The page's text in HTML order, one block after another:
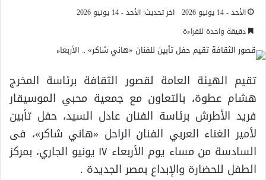
الأحد - 14 يونيو 2026
اخر تحديث: الأحد - 14 يونيو 2026
دقيقة واحدة للقراءة
تقيم الهيئة العامة لقصور الثقافة برئاسة المخرج
هشام عطوة، بالتعاون مع جمعية محبي الموسيقار
فريد الأطرش برئاسة الفنان عادل السيد، حفل تأبين
لأمير الغناء العربي الفنان الراحل «هاني شاكر»، فى
السادسة من مساء يوم الأربعاء ١٧ يونيو الجاري، بمركز
الطفل للحضارة والإبداع بمصر الجديدة .